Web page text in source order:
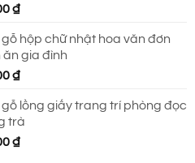
₫.
₫Giá
tại
là:
590.000 ₫.
hộp chữ nhật hoa văn đơn
gia đình
₫.
₫Giá
tại
là:
690.000 ₫.
lồng giấy trang trí phòng đọc
trà
₫Giá